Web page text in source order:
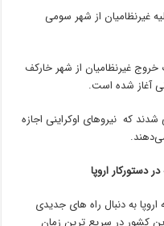
غیرنظامیان از شهر سومی
خروج غیرنظامیان از شهر خارکف
آغاز شده است.
که نیروهای اوکراینی اجازه
به دنبال راه های جدیدی
کشور در سریع ترین زمان